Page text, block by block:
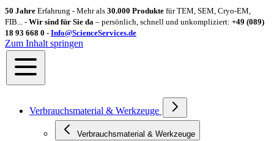
50 Jahre Erfahrung - Mehr als 30.000 Produkte für TEM, SEM, Cryo-EM,
FIB... - Wir sind für Sie da – persönlich, schnell und unkompliziert: +49 (089)
18 93 668 0 - Info@ScienceServices.de
Zum Inhalt springen
Verbrauchsmaterial & Werkzeuge
Verbrauchsmaterial & Werkzeuge